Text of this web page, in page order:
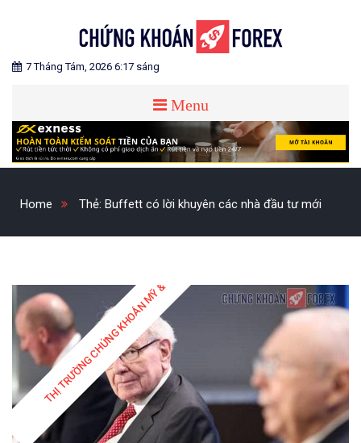
CHỨNG KHOÁN FOREX
Blog chia sẻ về Chứng Khoán và Forex
7 Tháng Tám, 2026 6:17 sáng
Menu
Home Thẻ: Buffett có lời khuyên các nhà đầu tư mới
THỊ TRƯỜNG CHỨNG KHOÁN MỸ & QUỐC TẾ